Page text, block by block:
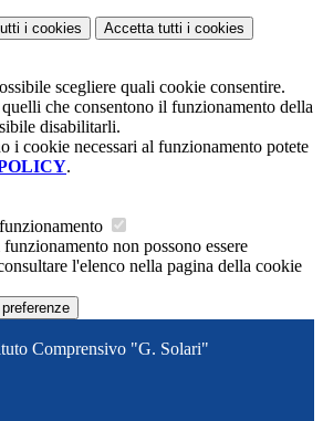
i cookies Accetta tutti i cookies
scegliere quali cookie consentire.
che consentono il funzionamento della
disabilitarli.
i cookie necessari al funzionamento potete
.
non possono essere
l'elenco nella pagina della cookie
Comprensivo "G. Solari"